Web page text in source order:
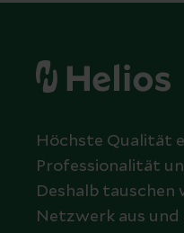
Höchste Qualität
Professionalität
Deshalb tauschen
Netzwerk aus